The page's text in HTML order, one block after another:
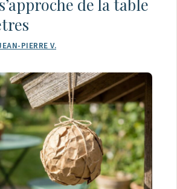
de la table
PIERRE V.